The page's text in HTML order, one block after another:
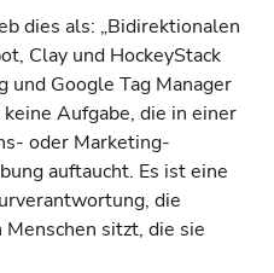
dies als: „Bidirektionalen
Clay und HockeyStack
Google Tag Manager
Aufgabe, die in einer
oder Marketing-
auftaucht. Es ist eine
die
sitzt, die sie